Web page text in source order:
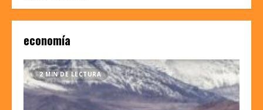
economía
2 MIN DE LECTURA